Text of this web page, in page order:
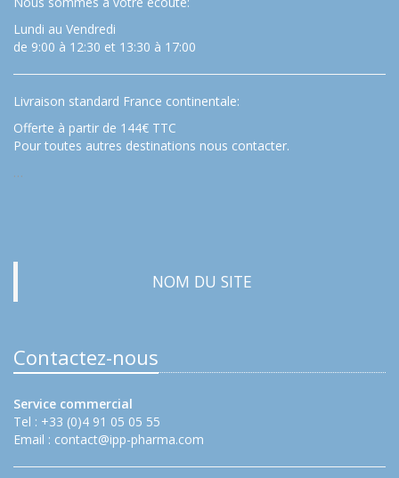
Lundi au Vendredi
de 9:00 à 12:30 et 13:30 à 17:00
Livraison standard France continentale:
Offerte à partir de 144€ TTC
Pour toutes autres destinations nous contacter.
…
NOM DU SITE
Contactez-nous
Service commercial
Tel : +33 (0)4 91 05 05 55
Email : contact@ipp-pharma.com